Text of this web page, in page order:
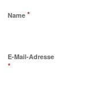
Name *
E-Mail-Adresse
*